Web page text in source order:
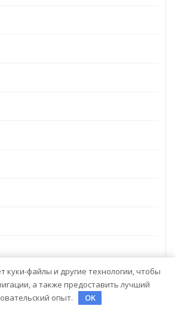
куки-файлы и другие технологии, чтобы
а также предоставить лучший
опыт.
OK